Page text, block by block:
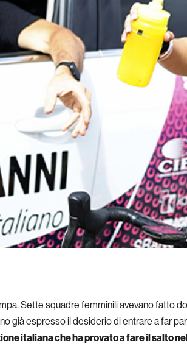
Sette squadre femminili avevano fatto
già espresso il desiderio di entrare a far
italiana che ha provato a fare il salto